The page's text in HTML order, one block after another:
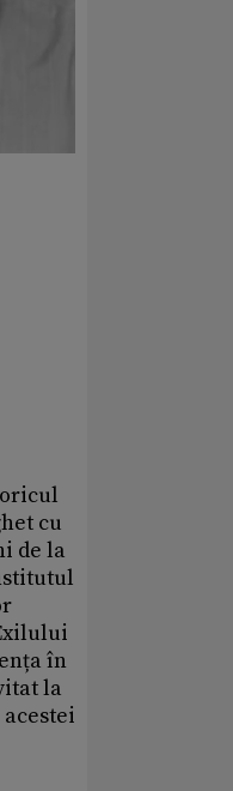
cu
de la
în
la